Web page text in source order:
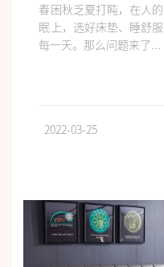
春困秋乏夏打盹，在人
眠上，选好床垫、睡舒
每一天。那么问题来了...
2022-03-25